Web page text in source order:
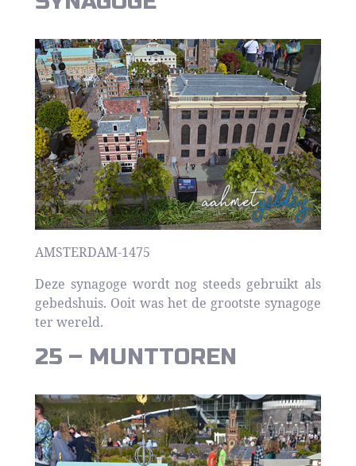
AMSTERDAM-1475
Deze synagoge wordt nog steeds gebruikt als
gebedshuis. Ooit was het de grootste synagoge
ter wereld.
25 – MUNTTOREN